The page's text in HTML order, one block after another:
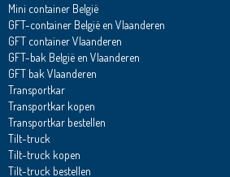
Mini container België
GFT-container België en Vlaanderen
GFT container Vlaanderen
GFT-bak België en Vlaanderen
GFT bak Vlaanderen
Transportkar
Transportkar kopen
Transportkar bestellen
Tilt-truck
Tilt-truck kopen
Tilt-truck bestellen